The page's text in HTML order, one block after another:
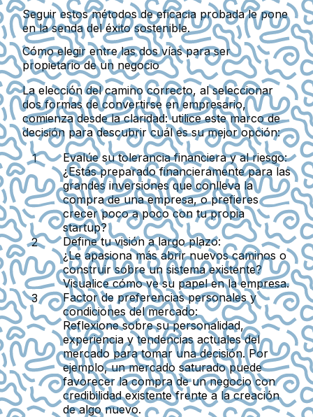
Seguir estos métodos de eficacia probada le pone
en la senda del éxito sostenible.
Cómo elegir entre las dos vías para ser
propietario de un negocio
La elección del camino correcto, al seleccionar
dos formas de convertirse en empresario,
comienza desde la claridad: utilice este marco de
decisión para descubrir cuál es su mejor opción:
Evalúe su tolerancia financiera y al riesgo:
¿Estás preparado financieramente para las
grandes inversiones que conlleva la
compra de una empresa, o prefieres
crecer poco a poco con tu propia
startup?
Define tu visión a largo plazo:
¿Le apasiona más abrir nuevos caminos o
construir sobre un sistema existente?
Visualice cómo ve su papel en la empresa.
Factor de preferencias personales y
condiciones del mercado:
Reflexione sobre su personalidad,
experiencia y tendencias actuales del
mercado para tomar una decisión. Por
ejemplo, un mercado saturado puede
favorecer la compra de un negocio con
credibilidad existente frente a la creación
de algo nuevo.